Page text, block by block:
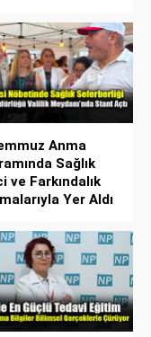
Anma
Sağlık
ve Farkındalık
Yer Aldı